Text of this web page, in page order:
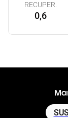
RECUPER.
0,6